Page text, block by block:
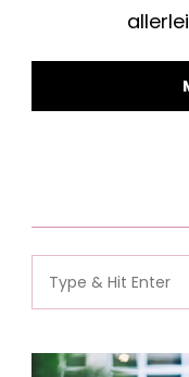
Search
for: